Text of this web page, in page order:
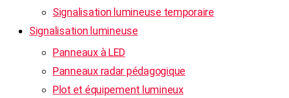
Signalisation lumineuse temporaire
Signalisation lumineuse
Panneaux à LED
Panneaux radar pédagogique
Plot et équipement lumineux